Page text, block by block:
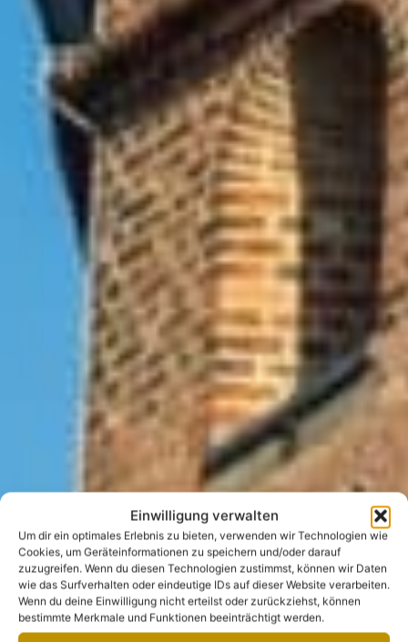
Einwilligung verwalten
Um dir ein optimales Erlebnis zu bieten, verwenden wir Technologien wie
Cookies, um Geräteinformationen zu speichern und/oder darauf
zuzugreifen. Wenn du diesen Technologien zustimmst, können wir Daten
wie das Surfverhalten oder eindeutige IDs auf dieser Website verarbeiten.
Wenn du deine Einwilligung nicht erteilst oder zurückziehst, können
bestimmte Merkmale und Funktionen beeinträchtigt werden.